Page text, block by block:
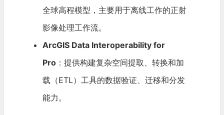
全球高程模型，主要用于离线工作的正射
影像处理工作流。
ArcGIS Data Interoperability for
Pro：提供构建复杂空间提取、转换和加
载（ETL）工具的数据验证、迁移和分发
能力。